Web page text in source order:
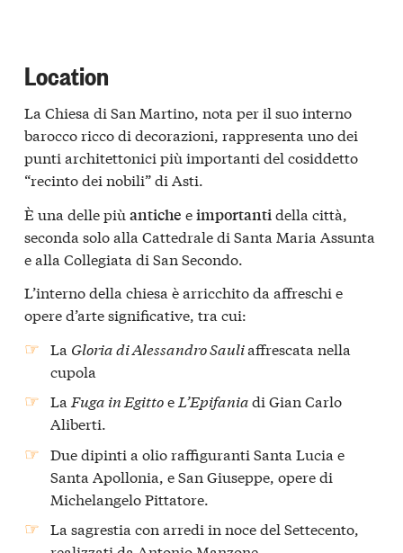
Location
La Chiesa di San Martino, nota per il suo interno
baroccoricco di decorazioni, rappresenta uno dei
punti architettonici più importanti del cosiddetto
“recinto dei nobili” di Asti.
È una delle più antiche eimportantidella città,
seconda solo alla Cattedrale di Santa Maria Assunta
e alla Collegiata di San Secondo.
L’interno della chiesa è arricchito da affreschi e
opere d’arte significative, tra cui:​
La Gloria di Alessandro Sauliaffrescata nella
cupola​
La Fuga in Egittoe L’Epifaniadi Gian Carlo
Aliberti.
Due dipinti a olio raffiguranti Santa Lucia e
Santa Apollonia, e San Giuseppe, opere di
Michelangelo Pittatore.
La sagrestia con arredi in noce del Settecento,